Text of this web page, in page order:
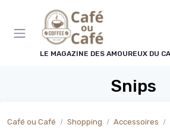
LE MAGAZINE DES AMOUREUX DU
Snips
Café ou Café Shopping Accessoires
Panneau de gestion des cookies